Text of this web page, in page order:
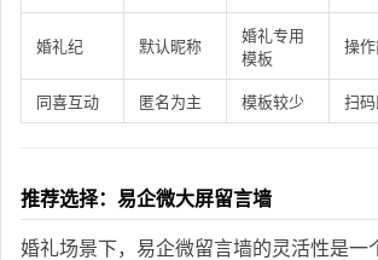
婚礼纪 默认昵称
婚礼专用
模板
操
同喜互动 匿名为主 模板较少 扫
推荐选择：易企微大屏留言墙
婚礼场景下，易企微留言墙的灵活性是一